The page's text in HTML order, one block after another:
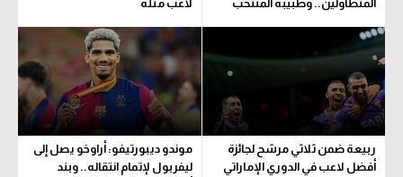
المتطاولين.. وطبيبة المنتخب
لاعب مثله
ربيعة ضمن ثلاثي مرشح لجائزة
أفضل لاعب في الدوري الإماراتي
موندو ديبورتيفو: أراوخو يصل إلى
ليفربول لإتمام انتقاله.. وبند